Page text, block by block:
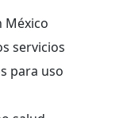
México
servicios
para uso